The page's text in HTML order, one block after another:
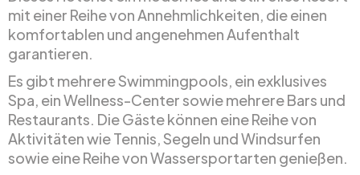
mit einer Reihe von Annehmlichkeiten, die einen
komfortablen und angenehmen Aufenthalt
garantieren.
Es gibt mehrere Swimmingpools, ein exklusives
Spa, ein Wellness-Center sowie mehrere Bars und
Restaurants. Die Gäste können eine Reihe von
Aktivitäten wie Tennis, Segeln und Windsurfen
sowie eine Reihe von Wassersportarten genießen.